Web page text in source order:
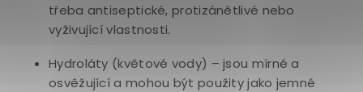
třeba antiseptické, protizánětlivé nebo
vyživující vlastnosti.
Hydroláty (květové vody) – jsou mírné a
osvěžující a mohou být použity jako jemné